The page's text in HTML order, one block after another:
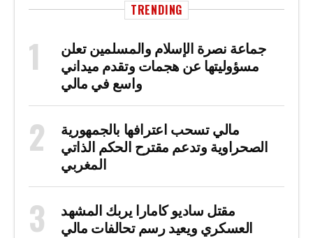
TRENDING
جماعة نصرة الإسلام والمسلمين تعلن
مسؤوليتها عن هجمات وتقدم ميداني
واسع في مالي
مالي تسحب اعترافها بالجمهورية
الصحراوية وتدعم مقترح الحكم الذاتي
المغربي
مقتل ساديو كامارا يربك المشهد
العسكري ويعيد رسم تحالفات مالي